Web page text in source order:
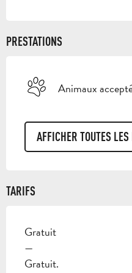
PRESTATIONS
Animaux
AFFICHER TOUTES LES
TARIFS
Gratuit
—
Gratuit.